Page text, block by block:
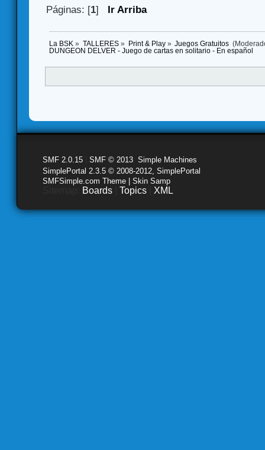
Páginas: [1] Ir Arriba
La BSK » TALLERES» Print & Play» Juegos Gratuitos
DUNGEON DELVER - Juego de cartas en solitario - En español
SMF 2.0.15 SMF © 2013 Simple Machines
SimplePortal 2.3.5 © 2008-2012, SimplePortal
SMFSimple.com Theme | Skin Samp
Boards Topics XML